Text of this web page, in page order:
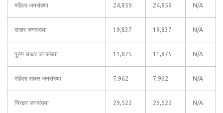
महिला जनसंख्या 24,859 24,859 N/A
साक्षर जनसंख्या 19,837 19,837 N/A
पुरुष साक्षर जनसंख्या 11,875 11,875 N/A
महिला साक्षर जनसंख्या 7,962 7,962 N/A
निरक्षर जनसंख्या 29,522 29,522 N/A